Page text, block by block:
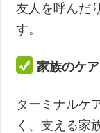
友人を呼んだ
す。
家族のケア
ターミナルケ
く、支える家